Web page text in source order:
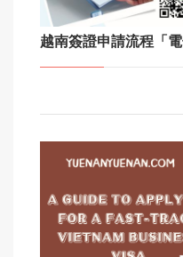
越南簽證申請流程「